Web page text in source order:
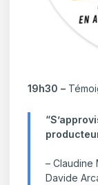
19h30 –
– Claudine
Davide